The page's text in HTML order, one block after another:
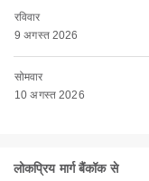
रविवार
9 अगस्त 2026
सोमवार
10 अगस्त 2026
लोकप्रिय मार्ग बैंकॉक से